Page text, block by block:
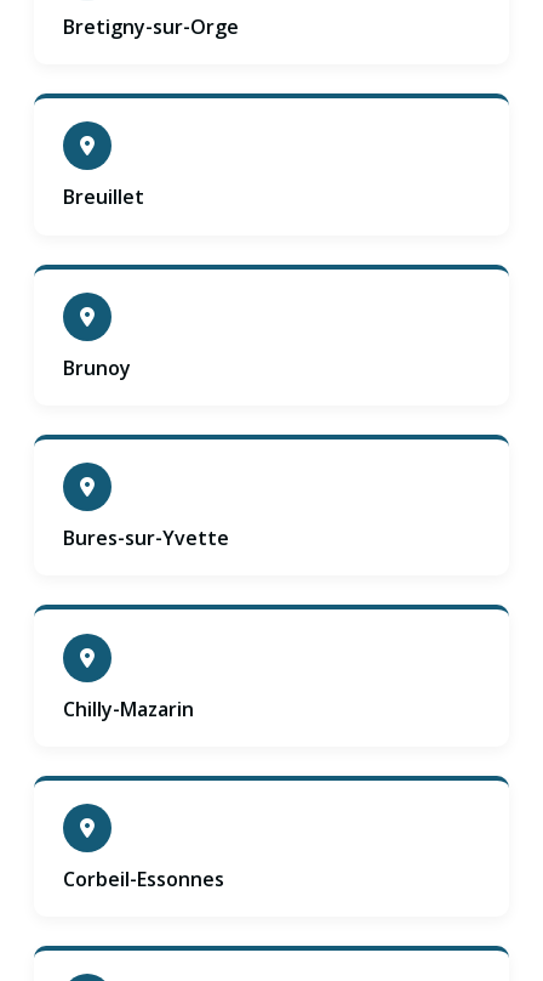
Bretigny-sur-Orge
Breuillet
Brunoy
Bures-sur-Yvette
Chilly-Mazarin
Corbeil-Essonnes